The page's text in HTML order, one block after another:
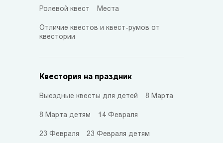
Ролевой квест Места
Отличие квестов и квест-румов от
квестории
Квестория на праздник
Выездные квесты для детей 8 Марта
8 Марта детям 14 Февраля
23 Февраля 23 Февраля детям